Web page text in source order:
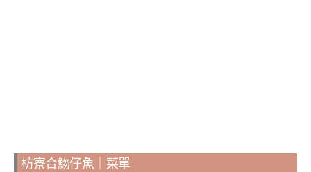
枋寮合魩仔魚｜菜單